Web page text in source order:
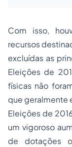
Com isso,
recursos
excluídas as
Eleições de
físicas não
que geralmente
Eleições de
um vigoroso
de dotações